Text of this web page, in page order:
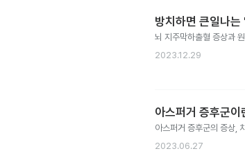
방치하면 큰일나
뇌 지주막하출혈 증상과
2023.12.29
아스퍼거 증후군
아스퍼거 증후군의 증상,
2023.06.27